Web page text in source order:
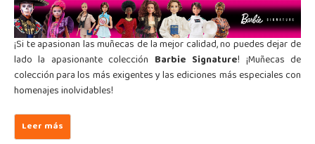
¡Si te apasionan las muñecas de la mejor calidad, no puedes dejar de
lado la apasionante colección Barbie Signature! ¡Muñecas de
colección para los más exigentes y las ediciones más especiales con
homenajes inolvidables!